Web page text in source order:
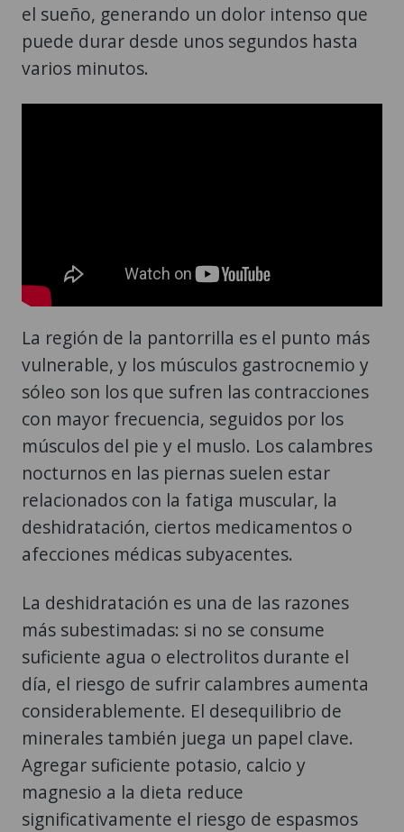
el sueño, generando un dolor intenso que
puede durar desde unos segundos hasta
varios minutos.
La región de la pantorrilla es el punto más
vulnerable, y los músculos gastrocnemio y
sóleo son los que sufren las contracciones
con mayor frecuencia, seguidos por los
músculos del pie y el muslo. Los calambres
nocturnos en las piernas suelen estar
relacionados con la fatiga muscular, la
deshidratación, ciertos medicamentos o
afecciones médicas subyacentes.
La deshidratación es una de las razones
más subestimadas: si no se consume
suficiente agua o electrolitos durante el
día, el riesgo de sufrir calambres aumenta
considerablemente. El desequilibrio de
minerales también juega un papel clave.
Agregar suficiente potasio, calcio y
magnesio a la dieta reduce
significativamente el riesgo de espasmos